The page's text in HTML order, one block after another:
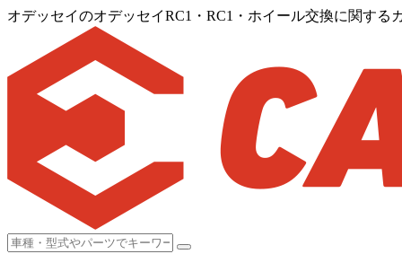
オデッセイのオデッセイRC1・RC1・ホイール交換に関する